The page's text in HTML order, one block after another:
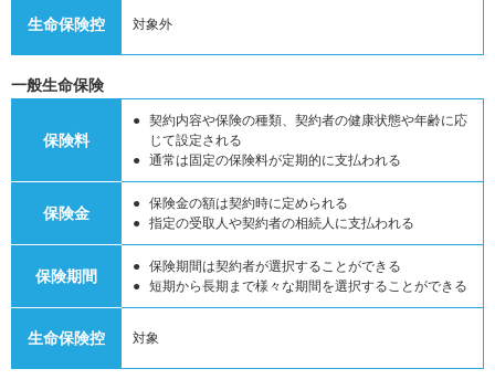
生命保険控 対象外
一般生命保険
保険料
契約内容や保険の種類、契約者の健康状態や年齢に応
じて設定される
通常は固定の保険料が定期的に支払われる
保険金
保険金の額は契約時に定められる
指定の受取人や契約者の相続人に支払われる
保険期間
保険期間は契約者が選択することができる
短期から長期まで様々な期間を選択することができる
生命保険控 対象